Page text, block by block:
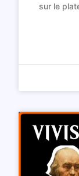
sur le